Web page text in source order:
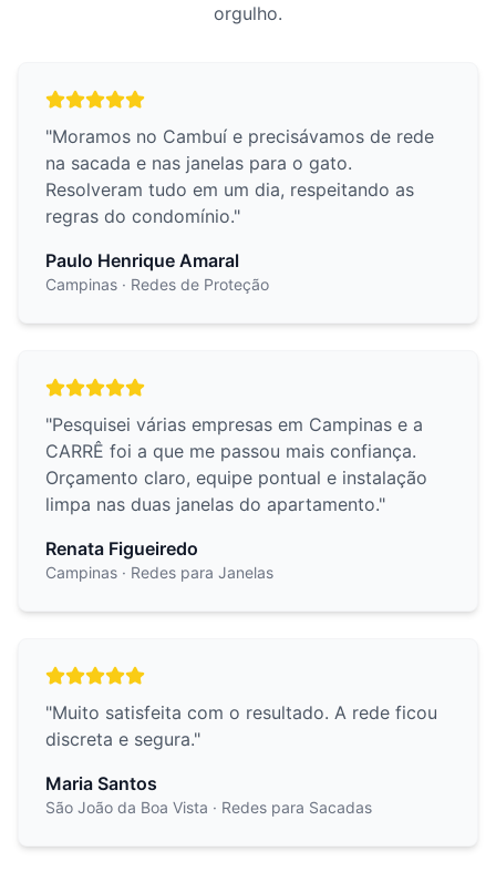
orgulho.
"Moramos no Cambuí e precisávamos de rede
na sacada e nas janelas para o gato.
Resolveram tudo em um dia, respeitando as
regras do condomínio."
Paulo Henrique Amaral
Campinas · Redes de Proteção
"Pesquisei várias empresas em Campinas e a
CARRÊ foi a que me passou mais confiança.
Orçamento claro, equipe pontual e instalação
limpa nas duas janelas do apartamento."
Renata Figueiredo
Campinas · Redes para Janelas
"Muito satisfeita com o resultado. A rede ficou
discreta e segura."
Maria Santos
São João da Boa Vista · Redes para Sacadas